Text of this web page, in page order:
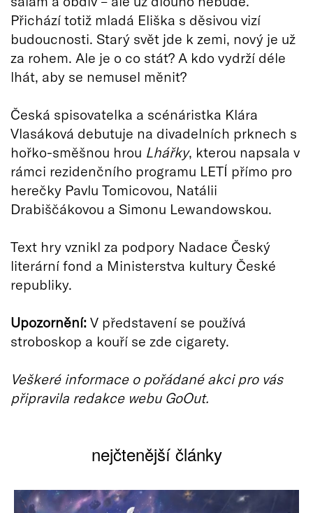
Přichází totiž mladá Eliška s děsivou vizí
budoucnosti. Starý svět jde k zemi, nový je už
za rohem. Ale je o co stát? A kdo vydrží déle
lhát, aby se nemusel měnit?
Česká spisovatelka a scénáristka Klára
Vlasáková debutuje na divadelních prknech s
hořko-směšnou hrou Lhářky, kterou napsala v
rámci rezidenčního programu LETÍ přímo pro
herečky Pavlu Tomicovou, Natálii
Drabiščákovou a Simonu Lewandowskou.
Text hry vznikl za podpory Nadace Český
literární fond a Ministerstva kultury České
republiky.
Upozornění: V představení se používá
stroboskop a kouří se zde cigarety.
Veškeré informace o pořádané akci pro vás
připravila redakce webu GoOut.
nejčtenější články